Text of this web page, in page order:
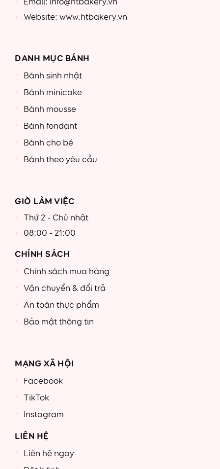
Website: www.htbakery.vn
DANH MỤC BÁNH
Bánh sinh nhật
Bánh minicake
Bánh mousse
Bánh fondant
Bánh cho bé
Bánh theo yêu cầu
GIỜ LÀM VIỆC
Thứ 2 - Chủ nhật
08:00 - 21:00
CHÍNH SÁCH
Chính sách mua hàng
Vận chuyển & đổi trả
An toàn thực phẩm
Bảo mật thông tin
MẠNG XÃ HỘI
Facebook
TikTok
Instagram
LIÊN HỆ
Liên hệ ngay